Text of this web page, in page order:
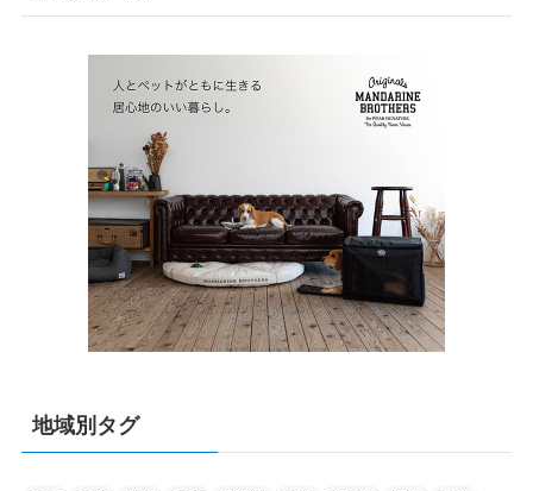
地域別タグ